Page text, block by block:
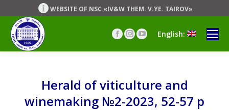
WEBSITE OF NSC «IV&W THEM. V.YE. TAIROV»
Facebook
page
new
window
Instagram
page
new
window
YouTube
page
new
window
English:
Herald of viticulture and
winemaking №2-2023, 52-57 p